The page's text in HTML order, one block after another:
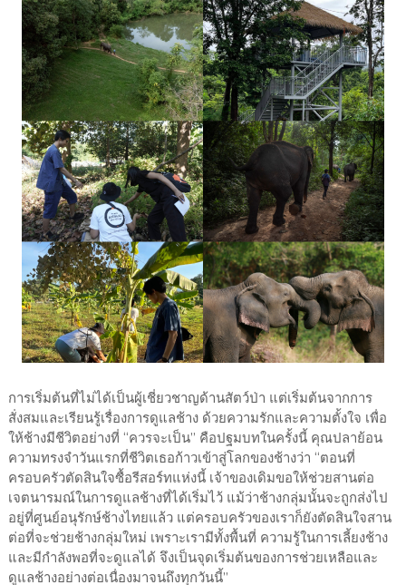
การเริ่มต้นที่ไม่ได้เป็นผู้เชี่ยวชาญด้านสัตว์ป่า แต่เริ่มต้นจากการ
สั่งสมและเรียนรู้เรื่องการดูแลช้าง ด้วยความรักและความตั้งใจ เพื่อ
ให้ช้างมีชีวิตอย่างที่ “ควรจะเป็น” คือปฐมบทในครั้งนี้ คุณปลาย้อน
ความทรงจำวันแรกที่ชีวิตเธอก้าวเข้าสู่โลกของช้างว่า “ตอนที่
ครอบครัวตัดสินใจซื้อรีสอร์ทแห่งนี้ เจ้าของเดิมขอให้ช่วยสานต่อ
เจตนารมณ์ในการดูแลช้างที่ได้เริ่มไว้ แม้ว่าช้างกลุ่มนั้นจะถูกส่งไป
อยู่ที่ศูนย์อนุรักษ์ช้างไทยแล้ว แต่ครอบครัวของเราก็ยังตัดสินใจสาน
ต่อที่จะช่วยช้างกลุ่มใหม่ เพราะเรามีทั้งพื้นที่ ความรู้ในการเลี้ยงช้าง
และมีกำลังพอที่จะดูแลได้ จึงเป็นจุดเริ่มต้นของการช่วยเหลือและ
ดูแลช้างอย่างต่อเนื่องมาจนถึงทุกวันนี้”